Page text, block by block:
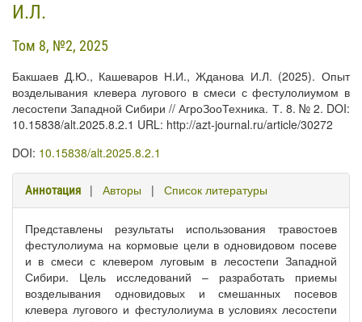
И.Л.
Том 8, №2, 2025
Бакшаев Д.Ю., Кашеваров Н.И., Жданова И.Л. (2025). Опыт
возделывания клевера лугового в смеси с фестулолиумом в
лесостепи Западной Сибири // АгроЗооТехника. Т. 8. № 2. DOI:
10.15838/alt.2025.8.2.1 URL: http://azt-journal.ru/article/30272
DOI: 10.15838/alt.2025.8.2.1
Аннотация | Авторы | Список литературы
Представлены результаты использования травостоев
фестулолиума на кормовые цели в одновидовом посеве
и в смеси с клевером луговым в лесостепи Западной
Сибири. Цель исследований – разработать приемы
возделывания одновидовых и смешанных посевов
клевера лугового и фестулолиума в условиях лесостепи